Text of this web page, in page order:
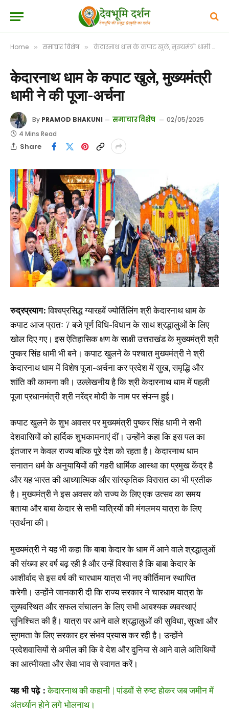
Home » समाचार विशेष » केदारनाथ धाम के कपाट खुले, मुख्यमंत्री धामी ने की पूजा-अर्चना
केदारनाथ धाम के कपाट खुले, मुख्यमंत्री
धामी ने की पूजा-अर्चना
By PRAMOD BHAKUNI समाचार विशेष
02/05/2025
4 Mins Read
Share
रुद्रप्रयाग:विश्वप्रसिद्ध ग्यारहवें ज्योर्तिलिंग श्री केदारनाथ धाम के
कपाट आज प्रातः 7 बजे पूर्ण विधि-विधान के साथ श्रद्धालुओं के लिए
खोल दिए गए। इस ऐतिहासिक क्षण के साक्षी उत्तराखंड के मुख्यमंत्री श्री
पुष्कर सिंह धामी भी बने। कपाट खुलने के पश्चात मुख्यमंत्री ने श्री
केदारनाथ धाम में विशेष पूजा-अर्चना कर प्रदेश में सुख, समृद्धि और
शांति की कामना की। उल्लेखनीय है कि श्री केदारनाथ धाम में पहली
पूजा प्रधानमंत्री श्री नरेंद्र मोदी के नाम पर संपन्न हुई।
कपाट खुलने के शुभ अवसर पर मुख्यमंत्री पुष्कर सिंह धामी ने सभी
देशवासियों को हार्दिक शुभकामनाएं दीं। उन्होंने कहा कि इस पल का
इंतजार न केवल राज्य बल्कि पूरे देश को रहता है। केदारनाथ धाम
सनातन धर्म के अनुयायियों की गहरी धार्मिक आस्था का प्रमुख केंद्र है
और यह भारत की आध्यात्मिक और सांस्कृतिक विरासत का भी प्रतीक
है। मुख्यमंत्री ने इस अवसर को राज्य के लिए एक उत्सव का समय
बताया और बाबा केदार से सभी यात्रियों की मंगलमय यात्रा के लिए
प्रार्थना की।
मुख्यमंत्री ने यह भी कहा कि बाबा केदार के धाम में आने वाले श्रद्धालुओं
की संख्या हर वर्ष बढ़ रही है और उन्हें विश्वास है कि बाबा केदार के
आशीर्वाद से इस वर्ष की चारधाम यात्रा भी नए कीर्तिमान स्थापित
करेगी। उन्होंने जानकारी दी कि राज्य सरकार ने चारधाम यात्रा के
सुव्यवस्थित और सफल संचालन के लिए सभी आवश्यक व्यवस्थाएं
सुनिश्चित की हैं। यात्रा पर आने वाले श्रद्धालुओं की सुविधा, सुरक्षा और
सुगमता के लिए सरकार हर संभव प्रयास कर रही है। उन्होंने
प्रदेशवासियों से अपील की कि वे देश और दुनिया से आने वाले अतिथियों
का आत्मीयता और सेवा भाव से स्वागत करें।
यह भी पढ़े : केदारनाथ की कहानी | पांडवों से रुष्ट होकर जब जमीन में
अंतर्ध्यान होने लगे भोलनाथ।